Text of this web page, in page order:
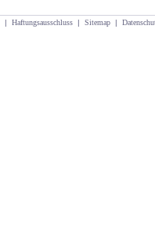
| Haftungsausschluss | Sitemap |